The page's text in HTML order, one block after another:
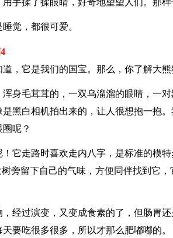
手揉了揉眼睛，好奇地望望人们。那样
觉，都很可爱。
，它是我们的国宝。那么，你了解大熊
身毛茸茸的，一双乌溜溜的眼睛，一
黑白相机拍出来的，让人很想抱一抱
呢？
它走路时喜欢走内八字，是标准的模
旁留下自己的气味，方便同伴找到它
经过演变，又变成食素的了，但肠胃
要吃很多很多，所以才那么肥嘟嘟的。